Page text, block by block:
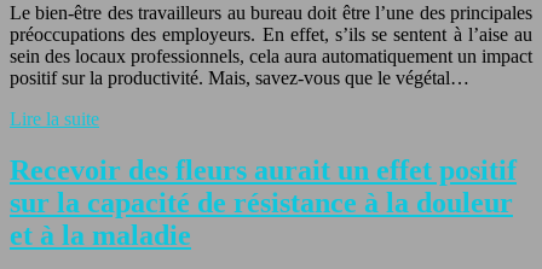
Le bien-être des travailleurs au bureau doit être l’une des principales
préoccupations des employeurs. En effet, s’ils se sentent à l’aise au
sein des locaux professionnels, cela aura automatiquement un impact
positif sur la productivité. Mais, savez-vous que le végétal…
Lire la suite
Recevoir des fleurs aurait un effet positif
sur la capacité de résistance à la douleur
et à la maladie